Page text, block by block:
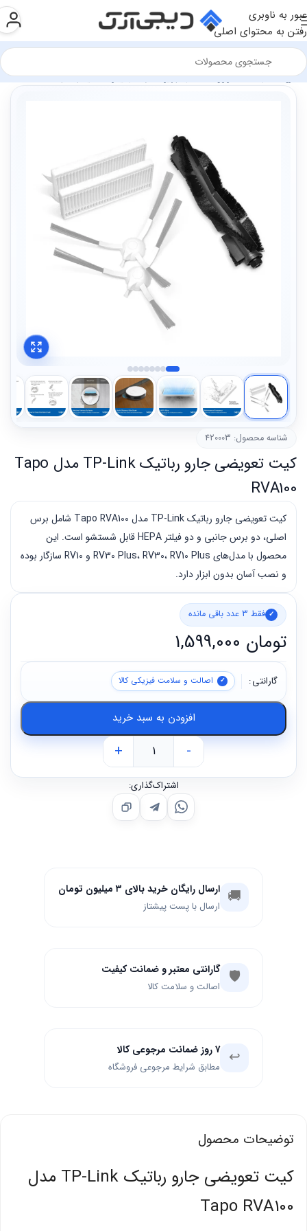
عبور به ناوبری
رفتن به محتوای اصلی
فروشگاه سخت افزار و قطعات تجهیزات شبکه اینترنت اشیاء (IOT)
شناسه محصول: 420003
کیت تعویضی جارو رباتیک TP-Link مدل Tapo
RVA100
کیت تعویضی جارو رباتیک TP-Link مدل Tapo RVA100 شامل برس
اصلی، دو برس جانبی و دو فیلتر HEPA قابل شستشو است. این
محصول با مدل‌های RV30 Plus، RV30، RV10 Plus و RV10 سازگار بوده
و نصب آسان بدون ابزار دارد.
تومان
فقط 3 عدد باقی مانده
گارانتی اصالت و سلامت فیزیکی کالا
-
+
افزودن به سبد خرید
اشتراک‌گذاری:
🚚 ارسال رایگان خرید بالای ۳ میلیون تومان
ارسال با پست پیشتاز
🛡️ گارانتی معتبر و ضمانت کیفیت
اصالت و سلامت کالا
↩️ ۷ روز ضمانت مرجوعی کالا
مطابق شرایط مرجوعی فروشگاه
توضیحات محصول
کیت تعویضی جارو رباتیک TP-Link مدل
Tapo RVA100